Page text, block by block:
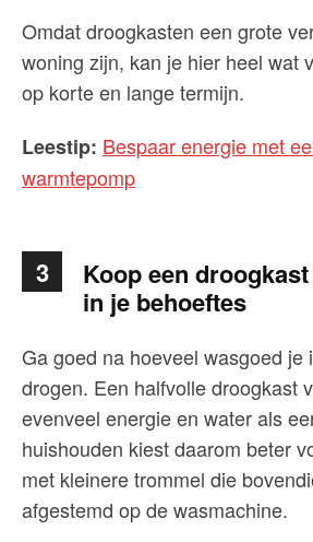
Omdat droogkasten een grote
woning zijn, kan je hier heel wat
op korte en lange termijn.
Leestip: Bespaar energie met
warmtepomp
3
Koop een
in je behoeftes
Ga goed na hoeveel wasgoed je
drogen. Een halfvolle droogkast
evenveel energie en water als
huishouden kiest daarom beter
met kleinere trommel die
afgestemd op de wasmachine.